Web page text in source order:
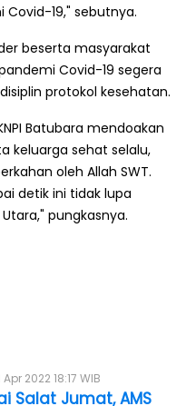
19," sebutnya.
beserta masyarakat
Covid-19 segera
protokol kesehatan.
Batubara mendoakan
keluarga sehat selalu,
oleh Allah SWT.
detik ini tidak lupa
pungkasnya.
2022 18:17 WIB
Salat Jumat, AMS